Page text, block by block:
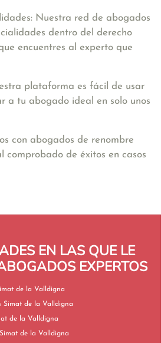
Nuestra red de abogados
dentro del derecho
encuentres al experto que
plataforma es fácil de usar
a tu abogado ideal en solo unos
con abogados de renombre
comprobado de éxitos en casos
EN LAS QUE LE
EXPERTOS
de Tráfico en Simat de la Valldigna
Administrativo en Simat de la Valldigna
en Simat de la Valldigna
Farmacéutico en Simat de la Valldigna